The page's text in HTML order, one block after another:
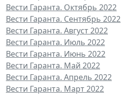
Вести Гаранта. Октябрь 2022
Вести Гаранта. Сентябрь 2022
Вести Гаранта. Август 2022
Вести Гаранта. Июль 2022
Вести Гаранта. Июнь 2022
Вести Гаранта. Май 2022
Вести Гаранта. Апрель 2022
Вести Гаранта. Март 2022